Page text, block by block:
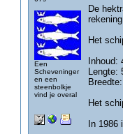
Een
Scheveninger
en een
steenbolkje
vind je overal
De
Het
Inhoud:
Lengte:
Het
In